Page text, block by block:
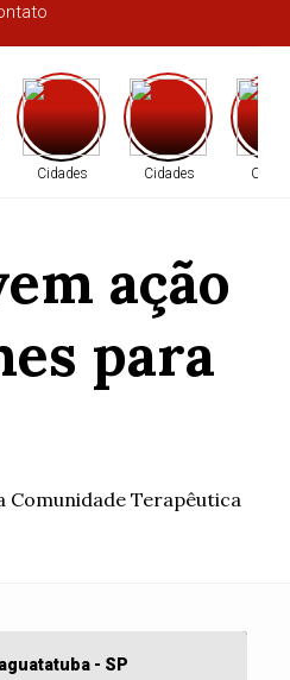
Cidades Cidades
ação
para
Comunidade Terapêutica